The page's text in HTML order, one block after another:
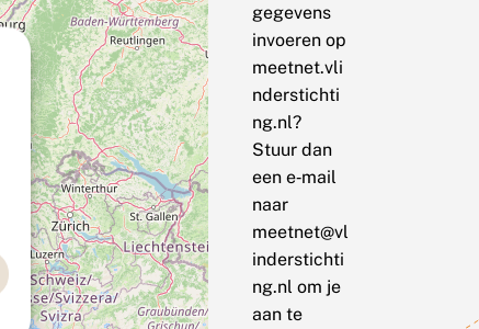
gegevens
invoeren op
meetnet.vli
nderstichti
ng.nl?
Stuur dan
een e‑mail
naar
meetnet@vl
inderstichti
ng.nl om je
aan te